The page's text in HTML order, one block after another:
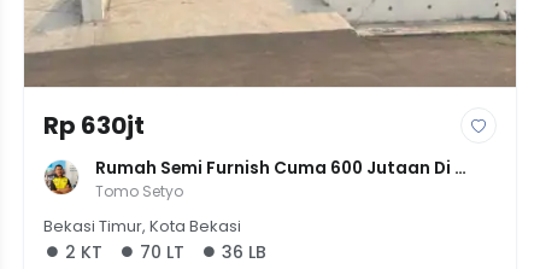
Rp 630jt
Rumah Semi Furnish Cuma 600 Jutaan Di
Rawa Lumbu Bekasi
Tomo Setyo
Bekasi Timur, Kota Bekasi
2 KT 70 LT 36 LB